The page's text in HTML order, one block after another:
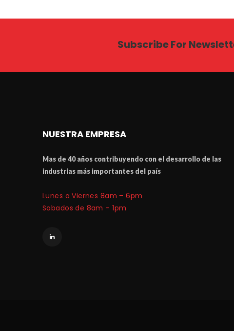
Subscribe For
NUESTRA EMPRESA
Mas de 40 años contribuyendo con el desarrollo de las
industrias má importantes del paí
Lunes a Viernes 8am – 6pm
Sabados de 8am – 1pm